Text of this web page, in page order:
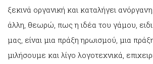
ξεκινά οργανική και καταλήγει
άλλη, θεωρώ, πως η ιδέα του γάμου,
μας, είναι μια πράξη ηρωισμού, μια
μιλήσουμε και λίγο λογοτεχνικά,